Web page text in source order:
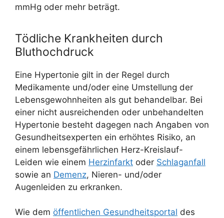
mmHg oder mehr beträgt.
Tödliche Krankheiten durch
Bluthochdruck
Eine Hypertonie gilt in der Regel durch
Medikamente und/oder eine Umstellung der
Lebensgewohnheiten als gut behandelbar. Bei
einer nicht ausreichenden oder unbehandelten
Hypertonie besteht dagegen nach Angaben von
Gesundheitsexperten ein erhöhtes Risiko, an
einem lebensgefährlichen Herz-Kreislauf-
Leiden wie einem Herzinfarkt oder Schlaganfall
sowie an Demenz, Nieren- und/oder
Augenleiden zu erkranken.
Wie dem öffentlichen Gesundheitsportal des